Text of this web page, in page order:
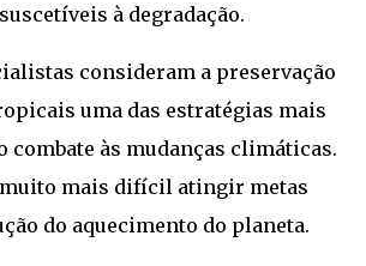
à degradação.
consideram a preservação
uma das estratégias mais
combate às mudanças climáticas.
muito mais difícil atingir metas
do aquecimento do planeta.